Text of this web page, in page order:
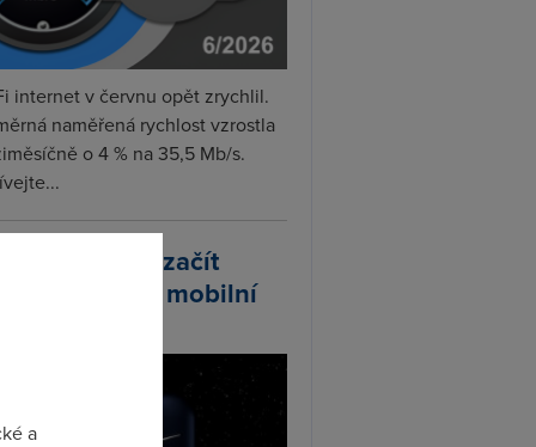
internet v červnu opět zrychlil.
naměřená rychlost vzrostla
o 4 % na 35,5 Mb/s.
plánuje začít
vlastní mobilní
a